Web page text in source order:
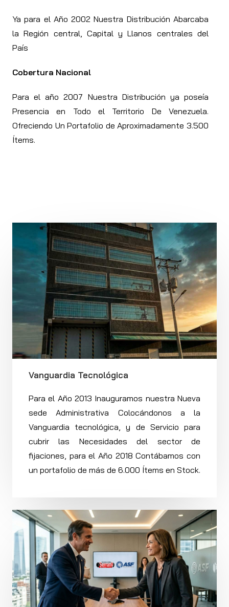
Ya para el Año 2002 Nuestra Distribución Abarcaba
la Región central, Capital y Llanos centrales del
País
Cobertura Nacional
Para el año 2007 Nuestra Distribución ya poseía
Presencia en Todo el Territorio De Venezuela.
Ofreciendo Un Portafolio de Aproximadamente 3.500
Ítems.
Vanguardia Tecnológica
Para el Año 2013 Inauguramos nuestra Nueva
sede Administrativa Colocándonos a la
Vanguardia tecnológica, y de Servicio para
cubrir las Necesidades del sector de
fijaciones, para el Año 2018 Contábamos con
un portafolio de más de 6.000 Ítems en Stock.